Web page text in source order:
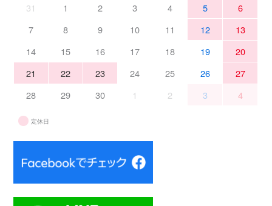
31 1 2 3 4 5
6
7
8 9 10 11 12
13
14
15 16 17 18 19
20
21
22 23 24 25 26
27
28
29 30 1 2 3 4
定休日